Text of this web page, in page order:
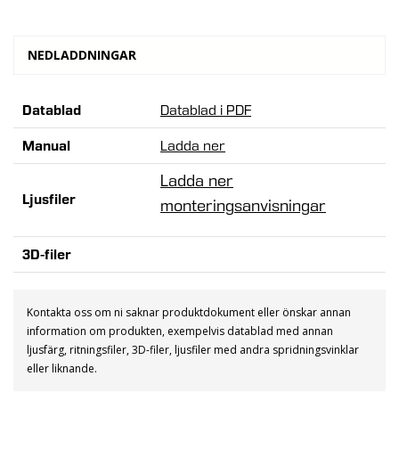
NEDLADDNINGAR
Datablad Datablad i PDF
Manual Ladda ner
Ljusfiler
Ladda ner
monteringsanvisningar
3D-filer
Kontakta oss om ni saknar produktdokument eller önskar annan
information om produkten, exempelvis datablad med annan
ljusfärg, ritningsfiler, 3D-filer, ljusfiler med andra spridningsvinklar
eller liknande.